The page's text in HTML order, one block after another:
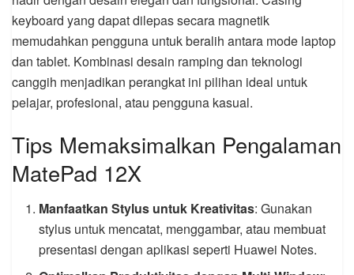
keyboard yang dapat dilepas secara magnetik
memudahkan pengguna untuk beralih antara mode laptop
dan tablet. Kombinasi desain ramping dan teknologi
canggih menjadikan perangkat ini pilihan ideal untuk
pelajar, profesional, atau pengguna kasual.
Tips Memaksimalkan Pengalaman
MatePad 12X
Manfaatkan Stylus untuk Kreativitas: Gunakan
stylus untuk mencatat, menggambar, atau membuat
presentasi dengan aplikasi seperti Huawei Notes.